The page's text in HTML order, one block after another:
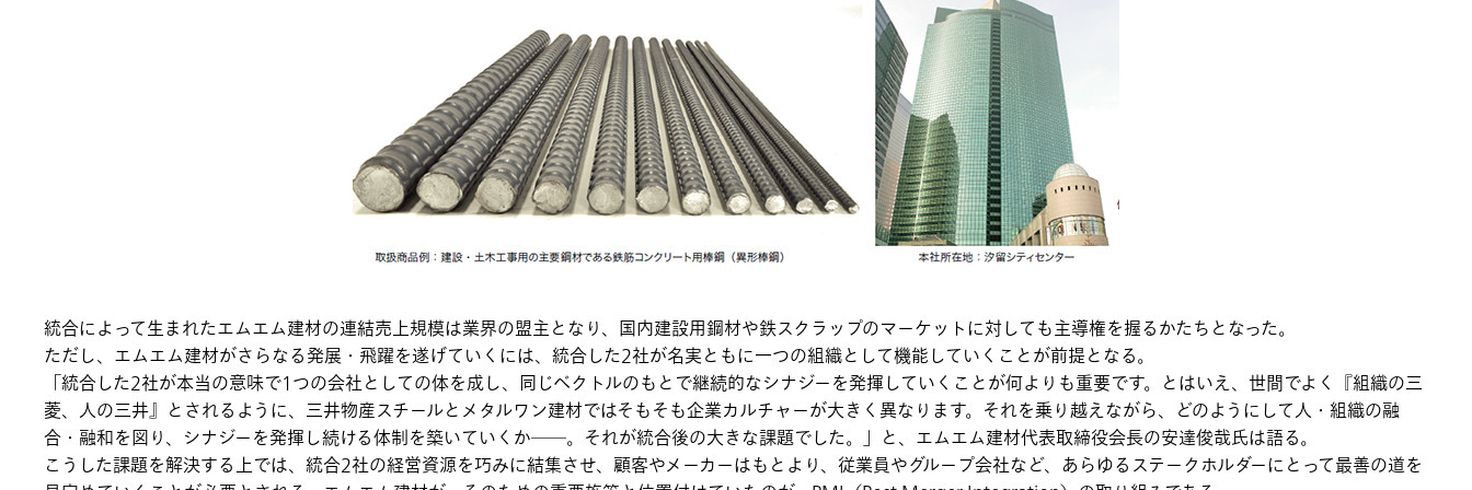
統合によって生まれたエムエム建材の連結売上規模は業界の盟主となり、国内建設用鋼材や鉄スクラップのマーケットに対しても主導権を握るかたちとなった。
ただし、エムエム建材がさらなる発展・飛躍を遂げていくには、統合した2社が名実ともに一つの組織として機能していくことが前提となる。
「統合した2社が本当の意味で1つの会社としての体を成し、同じベクトルのもとで継続的なシナジーを発揮していくことが何よりも重要です。とはいえ、世間でよく『組織の三
菱、人の三井』とされるように、三井物産スチールとメタルワン建材ではそもそも企業カルチャーが大きく異なります。それを乗り越えながら、どのようにして人・組織の融
合・融和を図り、シナジーを発揮し続ける体制を築いていくか──。それが統合後の大きな課題でした。」と、エムエム建材代表取締役会長の安達俊哉氏は語る。
こうした課題を解決する上では、統合2社の経営資源を巧みに結集させ、顧客やメーカーはもとより、従業員やグループ会社など、あらゆるステークホルダーにとって最善の道を